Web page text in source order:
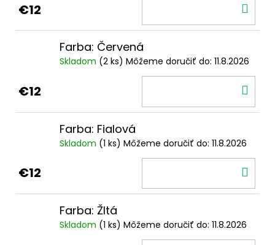
€12
Farba: Červená
Skladom (2 ks) Môžeme doručiť do: 11.8.2026
€12
Farba: Fialová
Skladom (1 ks) Môžeme doručiť do: 11.8.2026
€12
Farba: Žltá
Skladom (1 ks) Môžeme doručiť do: 11.8.2026